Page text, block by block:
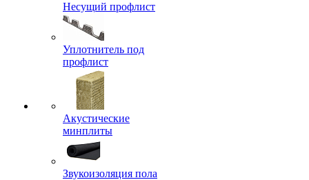
Несущий профлист
Уплотнитель под
профлист
Акустические
минплиты
Звукоизоляция пола